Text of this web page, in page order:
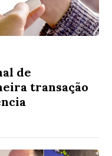
de
transação